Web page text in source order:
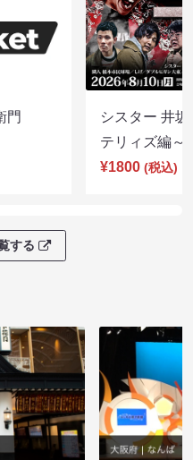
門
シスター 井
テリィズ編
¥1800 (税込)
する